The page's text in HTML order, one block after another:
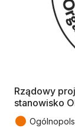
Rządowy
stanowisko
●